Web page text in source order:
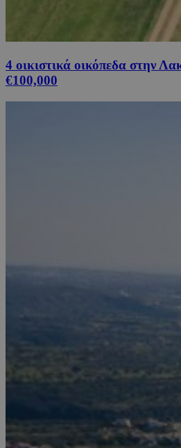
4 οικιστικά οικόπεδα στην
€100,000